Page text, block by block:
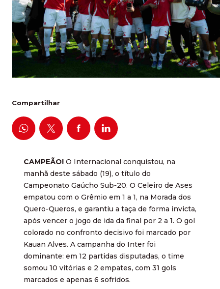
Compartilhar
CAMPEÃO! O Internacional conquistou, na
manhã deste sábado (19), o título do
Campeonato Gaúcho Sub-20. O Celeiro de Ases
empatou com o Grêmio em 1 a 1, na Morada dos
Quero-Queros, e garantiu a taça de forma invicta,
após vencer o jogo de ida da final por 2 a 1. O gol
colorado no confronto decisivo foi marcado por
Kauan Alves. A campanha do Inter foi
dominante: em 12 partidas disputadas, o time
somou 10 vitórias e 2 empates, com 31 gols
marcados e apenas 6 sofridos.